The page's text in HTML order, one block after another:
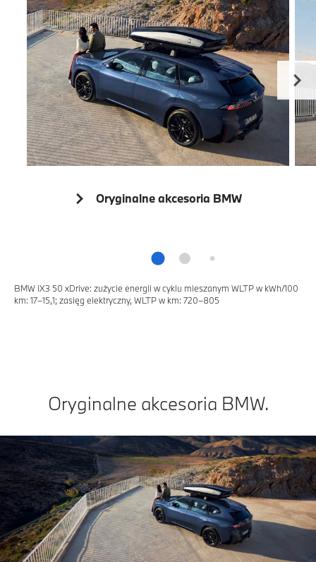
Oryginalne akcesoria BMW
BMW iX3 50 xDrive: zużycie energii w cyklu mieszanym WLTP w kWh/100
km: 17–15,1; zasięg elektryczny, WLTP w km: 720–805
Oryginalne akcesoria BMW.